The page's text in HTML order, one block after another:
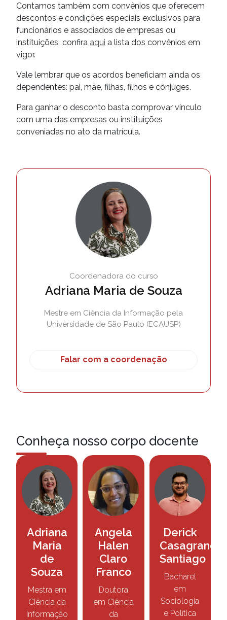
Contamos também com convênios que oferecem
descontos e condições especiais exclusivos para
funcionários e associados de empresas ou
instituições confira aqui a lista dos convênios em
vigor.
Vale lembrar que os acordos beneficiam ainda os
dependentes: pai, mãe, filhas, filhos e cônjuges.
Para ganhar o desconto basta comprovar vínculo
com uma das empresas ou instituições
conveniadas no ato da matrícula.
Coordenadora do curso
Adriana Maria de Souza
Mestre em Ciência da Informação pela
Universidade de São Paulo (ECAUSP)
Falar com a coordenação
Conheça nosso corpo docente
Adriana
Maria
de
Souza
Mestra em
Ciência da
Informação
Angela
Halen
Claro
Franco
Doutora
em Ciência
da
Derick
Casagrande
Santiago
Bacharel
em
Sociologia
e Política